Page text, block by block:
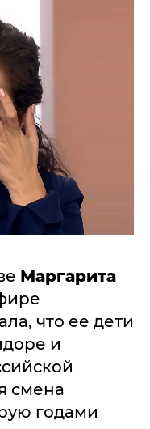
Маргарита
что ее дети
и
смена
годами